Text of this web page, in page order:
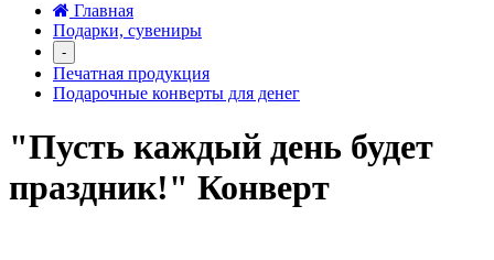
Главная
Подарки, сувениры
-
Печатная продукция
Подарочные конверты для денег
"Пусть каждый день будет
праздник!" Конверт